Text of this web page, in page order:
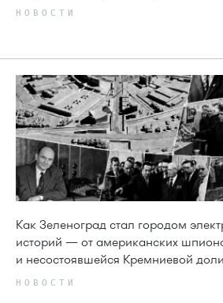
НОВОСТИ
Как Зеленоград стал городом
историй — от американских
и несостоявшейся Кремниевой
НОВОСТИ